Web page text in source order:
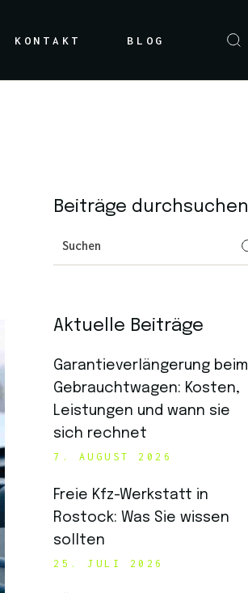
KONTAKT BLOG
Beiträge durchsuchen
Aktuelle Beiträge
Garantieverlängerung beim
Gebrauchtwagen: Kosten,
Leistungen und wann sie
sich rechnet
7. AUGUST 2026
Freie Kfz-Werkstatt in
Rostock: Was Sie wissen
sollten
25. JULI 2026